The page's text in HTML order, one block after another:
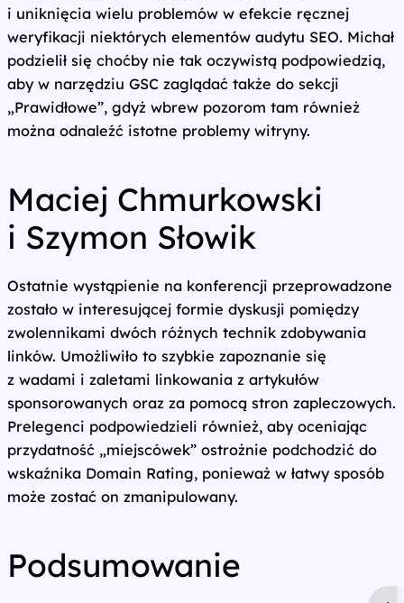
i uniknięcia wielu problemów w efekcie ręcznej
weryfikacji niektórych elementów audytu SEO. Michał
podzielił się choćby nie tak oczywistą podpowiedzią,
aby w narzędziu GSC zaglądać także do sekcji
„Prawidłowe”, gdyż wbrew pozorom tam również
można odnaleźć istotne problemy witryny.
Maciej Chmurkowski
i Szymon Słowik
Ostatnie wystąpienie na konferencji przeprowadzone
zostało w interesującej formie dyskusji pomiędzy
zwolennikami dwóch różnych technik zdobywania
linków. Umożliwiło to szybkie zapoznanie się
z wadami i zaletami linkowania z artykułów
sponsorowanych oraz za pomocą stron zapleczowych.
Prelegenci podpowiedzieli również, aby oceniając
przydatność „miejscówek” ostrożnie podchodzić do
wskaźnika Domain Rating, ponieważ w łatwy sposób
może zostać on zmanipulowany.
Podsumowanie